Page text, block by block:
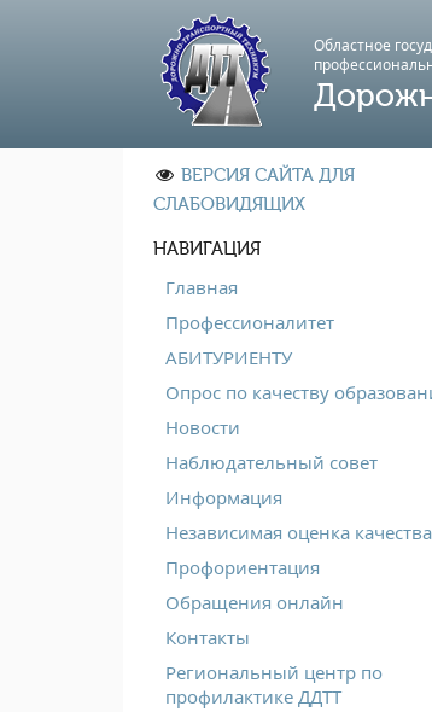
Областное
ВЕРСИЯ САЙТА ДЛЯ
СЛАБОВИДЯЩИХ
НАВИГАЦИЯ
Главная
Профессионалитет
АБИТУРИЕНТУ
Опрос по качеству
Новости
Наблюдательный совет
Информация
Независимая оценка качества
Профориентация
Обращения онлайн
Контакты
Региональный центр по
профилактике ДДТТ